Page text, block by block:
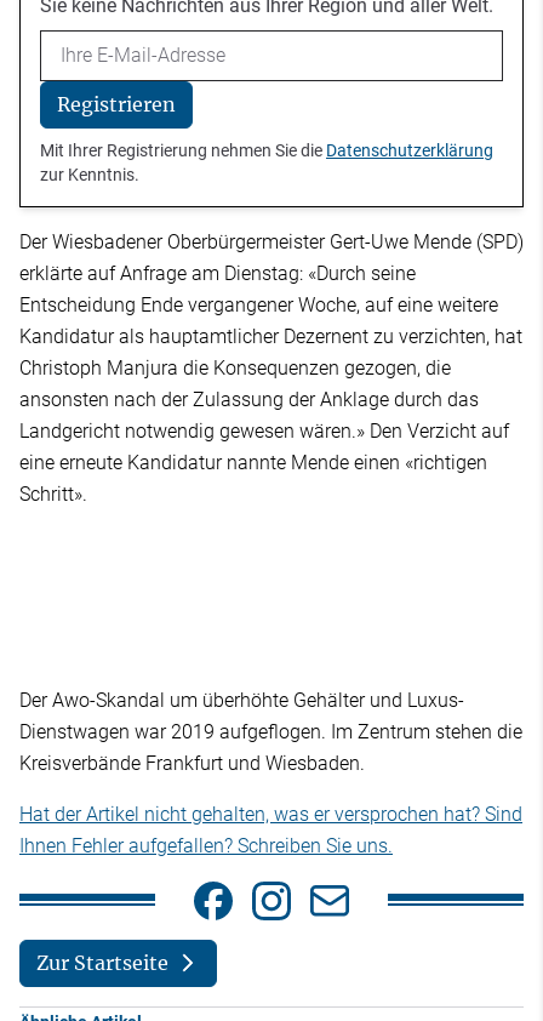
Sie keine Nachrichten aus Ihrer Region und aller Welt.
Email
Registrieren
Mit Ihrer Registrierung nehmen Sie die Datenschutzerklärung
zur Kenntnis.
Der Wiesbadener Oberbürgermeister Gert-Uwe Mende (SPD)
erklärte auf Anfrage am Dienstag: «Durch seine
Entscheidung Ende vergangener Woche, auf eine weitere
Kandidatur als hauptamtlicher Dezernent zu verzichten, hat
Christoph Manjura die Konsequenzen gezogen, die
ansonsten nach der Zulassung der Anklage durch das
Landgericht notwendig gewesen wären.» Den Verzicht auf
eine erneute Kandidatur nannte Mende einen «richtigen
Schritt».
Der Awo-Skandal um überhöhte Gehälter und Luxus-
Dienstwagen war 2019 aufgeflogen. Im Zentrum stehen die
Kreisverbände Frankfurt und Wiesbaden.
Hat der Artikel nicht gehalten, was er versprochen hat? Sind
Ihnen Fehler aufgefallen? Schreiben Sie uns.
Zur Startseite